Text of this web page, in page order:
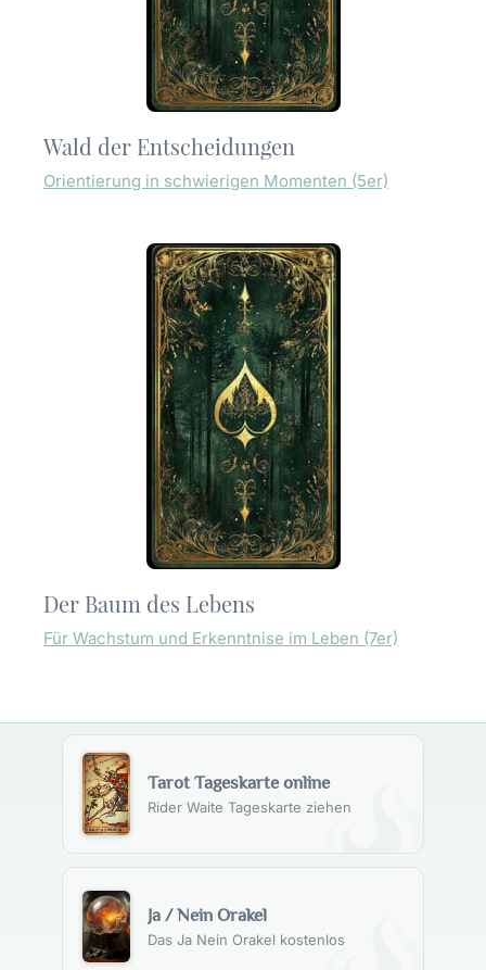
Wald der Entscheidungen
Orientierung in schwierigen Momenten (5er)
Der Baum des Lebens
Für Wachstum und Erkenntnise im Leben (7er)
Tarot Tageskarte online
Rider Waite Tageskarte ziehen
Ja / Nein Orakel
Das Ja Nein Orakel kostenlos